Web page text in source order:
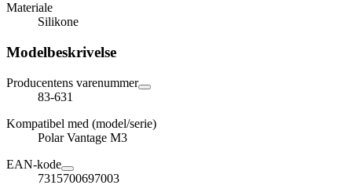
Materiale
Silikone
Modelbeskrivelse
Producentens varenummer
83-631
Kompatibel med (model/serie)
Polar Vantage M3
EAN-kode
7315700697003